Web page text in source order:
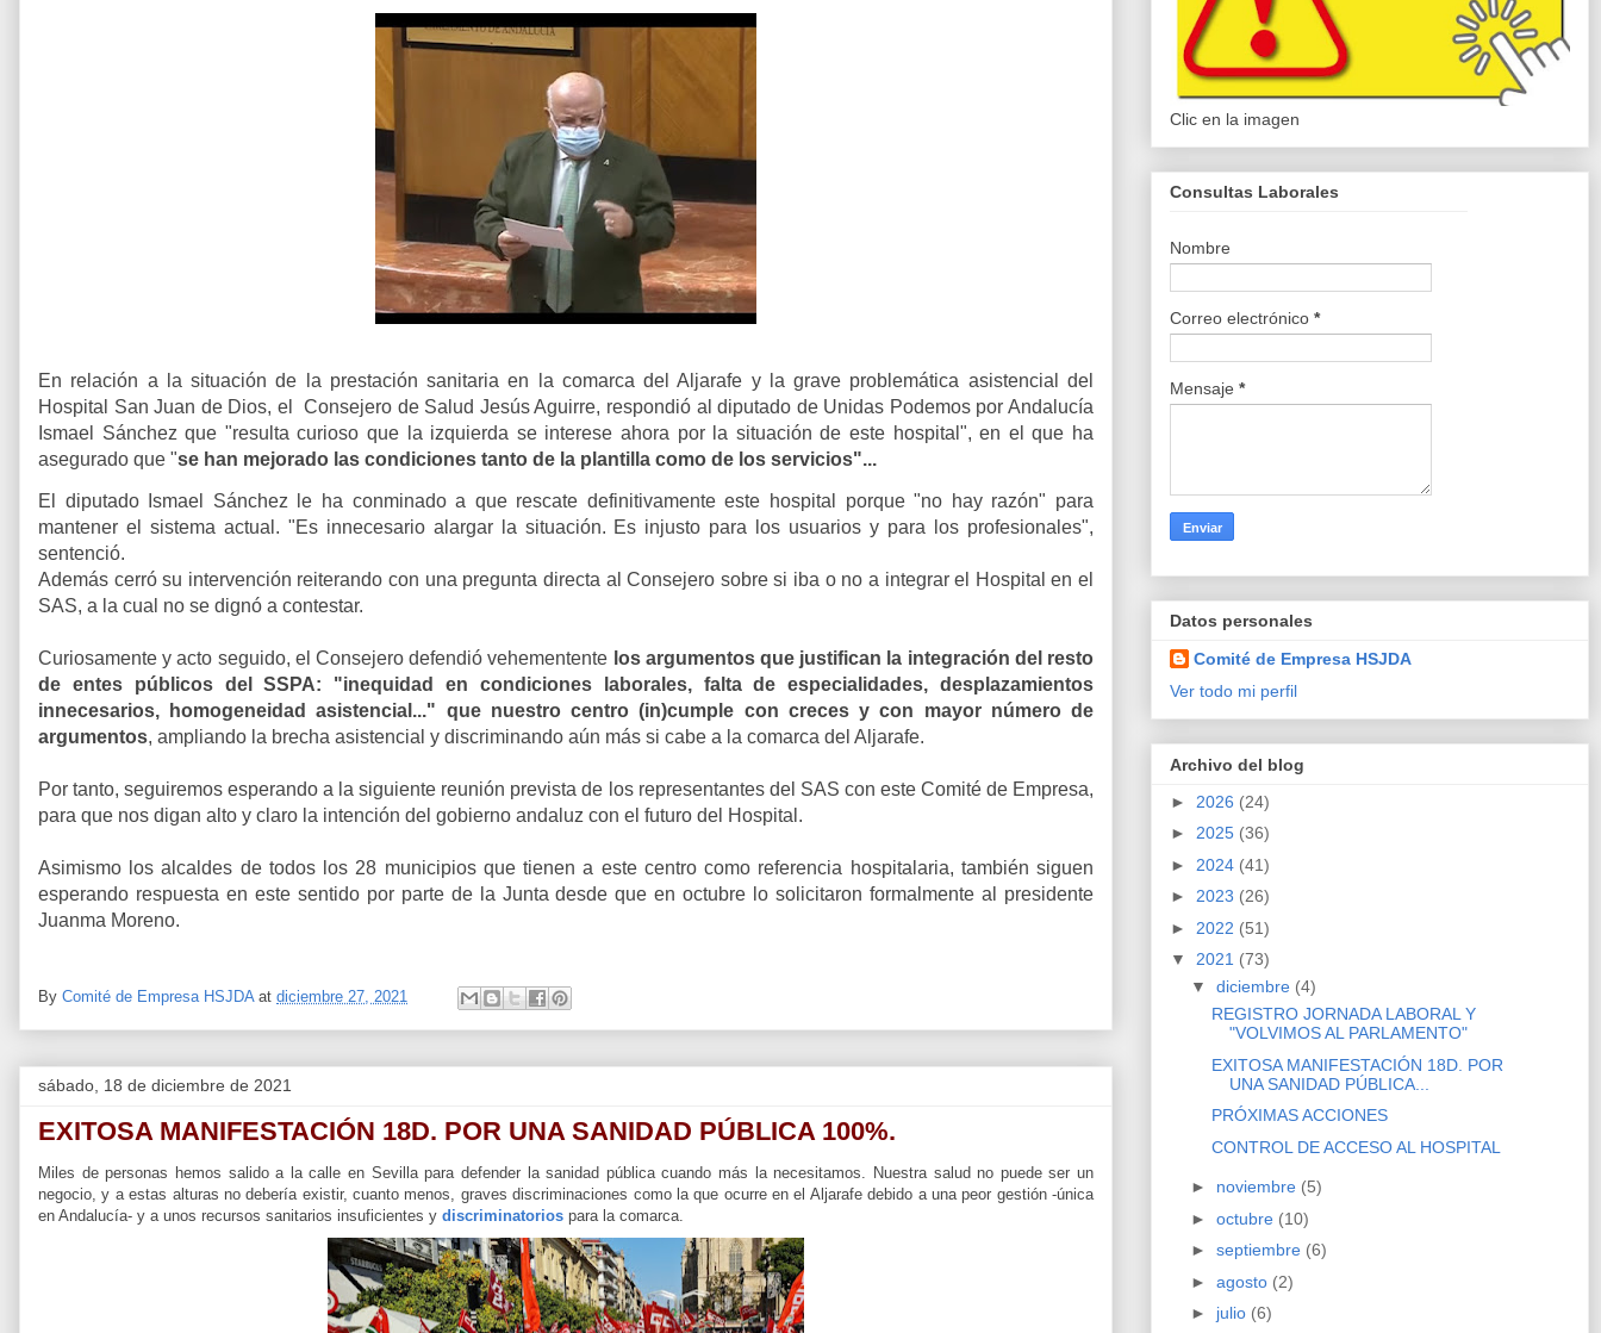
En relación a la situación de la prestación sanitaria en la comarca del Aljarafe y la grave problemática asistencial del
Hospital San Juan de Dios, el Consejero de Salud Jesús Aguirre, respondió al diputado de Unidas Podemos por Andalucía
Ismael Sánchez que "resulta curioso que la izquierda se interese ahora por la situación de este hospital", en el que ha
asegurado que "se han mejorado las condiciones tanto de la plantilla como de los servicios"...
El diputado Ismael Sánchez le ha conminado a que rescate definitivamente este hospital porque "no hay razón" para
mantener el sistema actual. "Es innecesario alargar la situación. Es injusto para los usuarios y para los profesionales",
sentenció.
Además cerró su intervención reiterando con una pregunta directa al Consejero sobre si iba o no a integrar el Hospital en el
SAS, a la cual no se dignó a contestar.
Curiosamente y acto seguido, el Consejero defendió vehementente los argumentos que justifican la integración del resto
de entes públicos del SSPA: "inequidad en condiciones laborales, falta de especialidades, desplazamientos
innecesarios, homogeneidad asistencial..." que nuestro centro (in)cumple con creces y con mayor número de
argumentos, ampliando la brecha asistencial y discriminando aún más si cabe a la comarca del Aljarafe.
Por tanto, seguiremos esperando a la siguiente reunión prevista de los representantes del SAS con este Comité de Empresa,
para que nos digan alto y claro la intención del gobierno andaluz con el futuro del Hospital.
Asimismo los alcaldes de todos los 28 municipios que tienen a este centro como referencia hospitalaria, también siguen
esperando respuesta en este sentido por parte de la Junta desde que en octubre lo solicitaron formalmente al presidente
Juanma Moreno.
By Comité de Empresa HSJDA at diciembre 27, 2021
sábado, 18 de diciembre de 2021
EXITOSA MANIFESTACIÓN 18D. POR UNA SANIDAD PÚBLICA 100%.
Miles de personas hemos salido a la calle en Sevilla para defender la sanidad pública cuando más la necesitamos. Nuestra salud no puede ser un
negocio, y a estas alturas no debería existir, cuanto menos, graves discriminaciones como la que ocurre en el Aljarafe debido a una peor gestión -única
en Andalucía- y a unos recursos sanitarios insuficientes y discriminatorios para la comarca.
Clic en la imagen
Consultas Laborales
Nombre
Correo electrónico *
Mensaje *
Datos personales
Comité de Empresa HSJDA
Ver todo mi perfil
Archivo del blog
► 2026 (24)
► 2025 (36)
► 2024 (41)
► 2023 (26)
► 2022 (51)
▼ 2021 (73)
▼ diciembre (4)
REGISTRO JORNADA LABORAL Y
"VOLVIMOS AL PARLAMENTO"
EXITOSA MANIFESTACIÓN 18D. POR
UNA SANIDAD PÚBLICA...
PRÓXIMAS ACCIONES
CONTROL DE ACCESO AL HOSPITAL
► noviembre (5)
► octubre (10)
► septiembre (6)
► agosto (2)
► julio (6)